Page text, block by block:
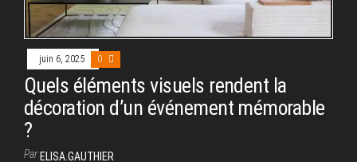
juin 6, 2025 0
Quels éléments visuels rendent la
décoration d’un événement mémorable
?
Par ELISA.GAUTHIER